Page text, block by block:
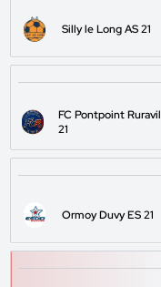
Silly le Long AS 21
FC Pontpoint Ruravil
21
Ormoy Duvy ES 21